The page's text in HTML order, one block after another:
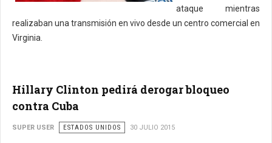
ataque mientras
realizaban una transmisión en vivo desde un centro comercial en
Virginia.
Hillary Clinton pedirá derogar bloqueo
contra Cuba
SUPER USER ESTADOS UNIDOS 30 JULIO 2015